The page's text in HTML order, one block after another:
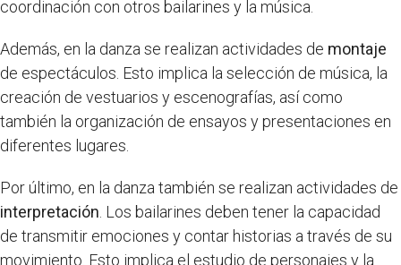
coordinación con otros bailarines y la música.
Además, en la danza se realizan actividades de montaje
de espectáculos. Esto implica la selección de música, la
creación de vestuarios y escenografías, así como
también la organización de ensayos y presentaciones en
diferentes lugares.
Por último, en la danza también se realizan actividades de
interpretación . Los bailarines deben tener la capacidad
de transmitir emociones y contar historias a través de su
movimiento. Esto implica el estudio de personajes y la